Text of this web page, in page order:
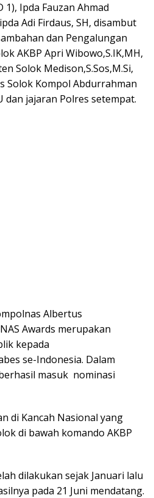
1), Ipda Fauzan Ahmad
Adi Firdaus, SH, disambut
dan Pengalungan
AKBP Apri Wibowo,S.IK,MH,
Solok Medison,S.Sos,M.Si,
Solok Kompol Abdurrahman
dan jajaran Polres setempat.
Albertus
Awards merupakan
kepada
se-Indonesia. Dalam
masuk nominasi
di Kancah Nasional yang
di bawah komando AKBP
dilakukan sejak Januari lalu
pada 21 Juni mendatang.